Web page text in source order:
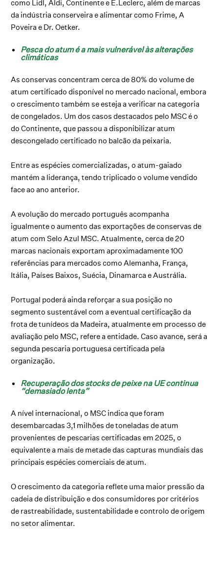
como Lidl, Aldi, Continente e E.Leclerc, além de marcas
da indústria conserveira e alimentar como Frime, A
Poveira e Dr. Oetker.
Pesca do atum é a mais vulnerável às alterações
climáticas
As conservas concentram cerca de 80% do volume de
atum certificado disponível no mercado nacional, embora
o crescimento também se esteja a verificar na categoria
de congelados. Um dos casos destacados pelo MSC é o
do Continente, que passou a disponibilizar atum
descongelado certificado no balcão da peixaria.
Entre as espécies comercializadas, o atum-gaiado
mantém a liderança, tendo triplicado o volume vendido
face ao ano anterior.
A evolução do mercado português acompanha
igualmente o aumento das exportações de conservas de
atum com Selo Azul MSC. Atualmente, cerca de 20
marcas nacionais exportam aproximadamente 100
referências para mercados como Alemanha, França,
Itália, Países Baixos, Suécia, Dinamarca e Austrália.
Portugal poderá ainda reforçar a sua posição no
segmento sustentável com a eventual certificação da
frota de tunídeos da Madeira, atualmente em processo de
avaliação pelo MSC, refere a entidade. Caso avance, será a
segunda pescaria portuguesa certificada pela
organização.
Recuperação dos stocks de peixe na UE continua
“demasiado lenta”
A nível internacional, o MSC indica que foram
desembarcadas 3,1 milhões de toneladas de atum
provenientes de pescarias certificadas em 2025, o
equivalente a mais de metade das capturas mundiais das
principais espécies comerciais de atum.
O crescimento da categoria reflete uma maior pressão da
cadeia de distribuição e dos consumidores por critérios
de rastreabilidade, sustentabilidade e controlo de origem
no setor alimentar.